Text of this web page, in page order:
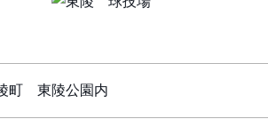
町 東陵公園内